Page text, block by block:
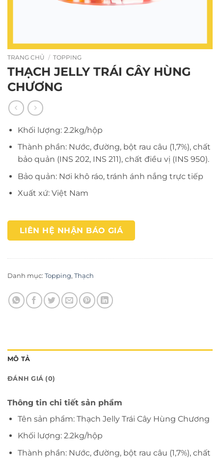
TRANG CHỦ / TOPPING
THẠCH JELLY TRÁI CÂY HÙNG
CHƯƠNG
Khối lượng: 2.2kg/hộp
Thành phần: Nước, đường, bột rau câu (1,7%), chất
bảo quản (INS 202, INS 211), chất điều vị (INS 950).
Bảo quản: Nơi khô ráo, tránh ánh nắng trực tiếp
Xuất xứ: Việt Nam
LIÊN HỆ NHẬN BÁO GIÁ
Danh mục: Topping, Thạch
MÔ TẢ
ĐÁNH GIÁ (0)
Thông tin chi tiết sản phẩm
Tên sản phẩm: Thạch Jelly Trái Cây Hùng Chương
Khối lượng: 2.2kg/hộp
Thành phần: Nước, đường, bột rau câu (1,7%), chất